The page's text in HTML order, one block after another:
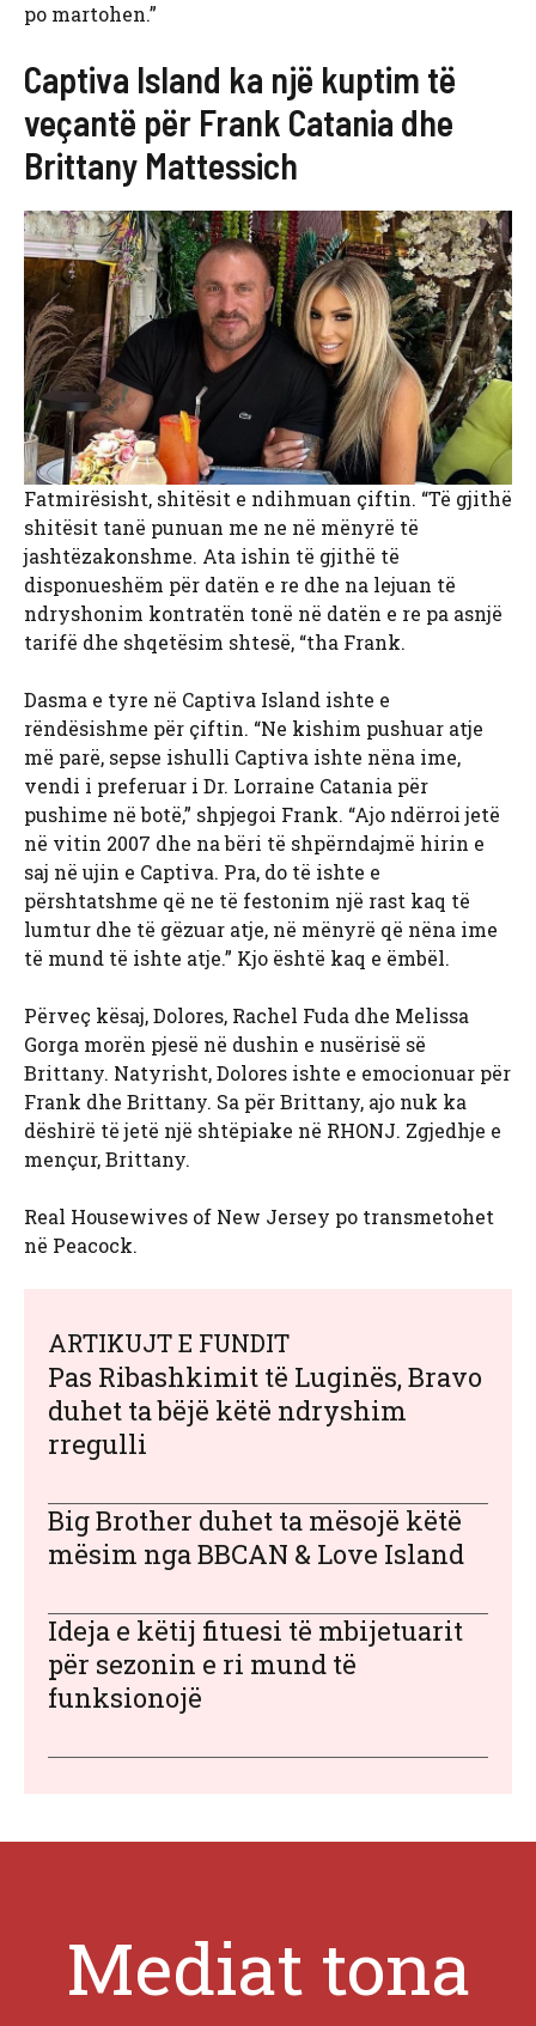
po martohen.”
Captiva Island ka një kuptim të
veçantë për Frank Catania dhe
Brittany Mattessich
Fatmirësisht, shitësit e ndihmuan çiftin. “Të gjithë
shitësit tanë punuan me ne në mënyrë të
jashtëzakonshme. Ata ishin të gjithë të
disponueshëm për datën e re dhe na lejuan të
ndryshonim kontratën tonë në datën e re pa asnjë
tarifë dhe shqetësim shtesë, “tha Frank.
Dasma e tyre në Captiva Island ishte e
rëndësishme për çiftin. “Ne kishim pushuar atje
më parë, sepse ishulli Captiva ishte nëna ime,
vendi i preferuar i Dr. Lorraine Catania për
pushime në botë,” shpjegoi Frank. “Ajo ndërroi jetë
në vitin 2007 dhe na bëri të shpërndajmë hirin e
saj në ujin e Captiva. Pra, do të ishte e
përshtatshme që ne të festonim një rast kaq të
lumtur dhe të gëzuar atje, në mënyrë që nëna ime
të mund të ishte atje.” Kjo është kaq e ëmbël.
Përveç kësaj, Dolores, Rachel Fuda dhe Melissa
Gorga morën pjesë në dushin e nusërisë së
Brittany. Natyrisht, Dolores ishte e emocionuar për
Frank dhe Brittany. Sa për Brittany, ajo nuk ka
dëshirë të jetë një shtëpiake në RHONJ. Zgjedhje e
mençur, Brittany.
Real Housewives of New Jersey po transmetohet
në Peacock.
ARTIKUJT E FUNDIT
Pas Ribashkimit të Luginës, Bravo
duhet ta bëjë këtë ndryshim
rregulli
Big Brother duhet ta mësojë këtë
mësim nga BBCAN & Love Island
Ideja e këtij fituesi të mbijetuarit
për sezonin e ri mund të
funksionojë
Mediat tona